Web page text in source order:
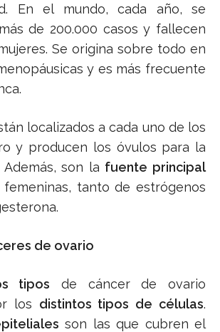
En el mundo, cada año, se
de 200.000 casos y fallecen
Se origina sobre todo en
y es más frecuente
localizados a cada uno de los
y producen los óvulos para la
son la fuente principal
femeninas, tanto de estrógenos
de ovario
tipos de cáncer de ovario
los distintos tipos de células.
son las que cubren el